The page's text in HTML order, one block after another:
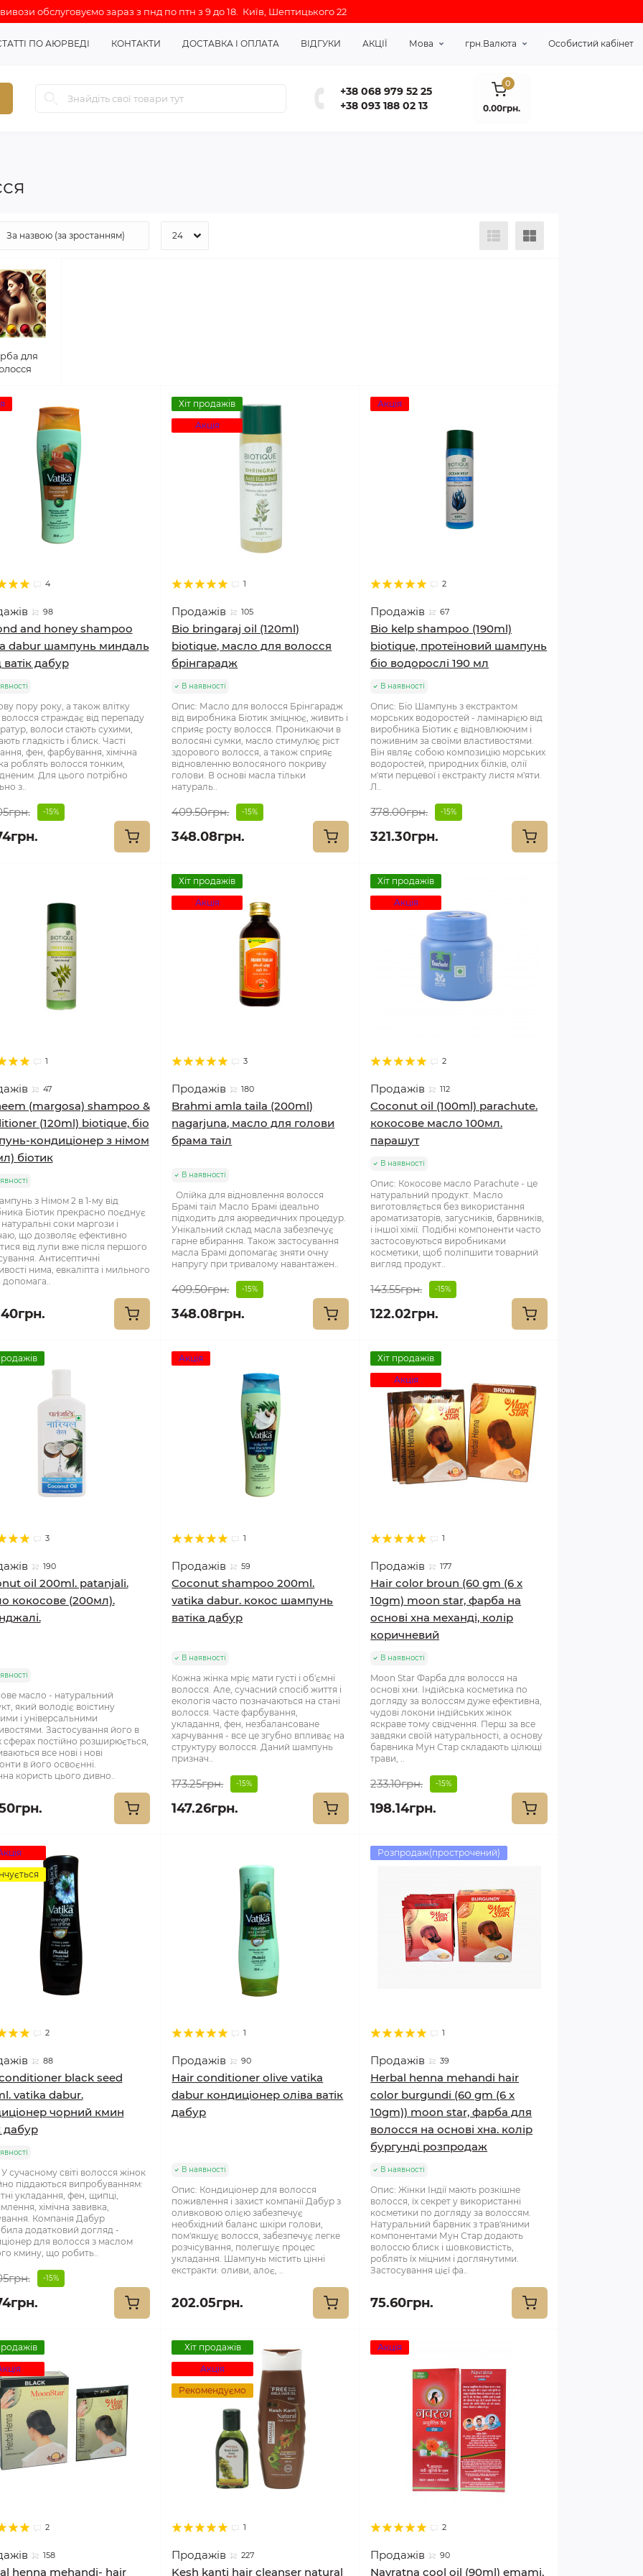
обслуговуємо зараз з пнд по птн з 9 до 18. Київ, Шептицького 22
ПО АЮРВЕДІ КОНТАКТИ ДОСТАВКА І ОПЛАТА ВІДГУКИ АКЦІЇ Мова грн.Валюта Особистий кабінет
+38 068 979 52 25
+38 093 188 02 13
0
0.00грн.
для
4
98
and honey shampoo
dabur шампунь миндаль
ватік дабур
пору року, а також влітку
волосся страждає від перепаду
волоси стають сухими,
гладкість і блиск. Часті
фен, фарбування, хімічна
роблять волосся тонким,
Для цього потрібно
з..
-15%
Хіт продажів
Акція
1
Продажів 105
Bio bringaraj oil (120ml)
biotique, масло для волосся
брінгарадж
В наявності
Опис: Масло для волосся Брінгарадж
від виробника Біотик зміцнює, живить і
сприяє росту волосся. Проникаючи в
волосяні сумки, масло стимулює ріст
здорового волосся, а також сприяє
відновленню волосяного покриву
голови. В основі масла тільки
натураль..
409.50грн. -15%
348.08грн.
Акція
2
Продажів 67
Bio kelp shampoo (190ml)
biotique, протеїновий шампунь
біо водорослі 190 мл
В наявності
Опис: Біо Шампунь з екстрактом
морських водоростей - ламінарією від
виробника Біотик є відновлюючим і
поживним за своїми властивостями.
Він являє собою композицію морських
водоростей, природних білків, олії
м'яти перцевої і екстракту листя м'яти.
Л..
378.00грн. -15%
321.30грн.
1
47
(margosa) shampoo &
(120ml) biotique, біо
кондиціонер з німом
біотик
з Німом 2 в 1-му від
Біотик прекрасно поєднує
натуральні соки маргози і
що дозволяє ефективно
від лупи вже після першого
Антисептичні
нима, евкаліпта і мильного
допомага..
Хіт продажів
Акція
3
Продажів 180
Brahmi amla taila (200ml)
nagarjuna, масло для голови
брама таіл
В наявності
Олійка для відновлення волосся
Брамі таіл Масло Брамі ідеально
підходить для аюрведичних процедур.
Унікальний склад масла забезпечує
гарне вбирання. Також застосування
масла Брамі допомагає зняти очну
напругу при тривалому навантажен..
409.50грн. -15%
348.08грн.
Хіт продажів
Акція
2
Продажів 112
Coconut oil (100ml) parachute.
кокосове масло 100мл.
парашут
В наявності
Опис: Кокосове масло Parachute - це
натуральний продукт. Масло
виготовляється без використання
ароматизаторів, загусників, барвників,
і іншої хімії. Подібні компоненти часто
застосовуються виробниками
косметики, щоб поліпшити товарний
вигляд продукт..
143.55грн. -15%
122.02грн.
3
190
oil 200ml. patanjali.
кокосове (200мл).
масло - натуральний
який володіє воістину
і універсальними
Застосування його в
сферах постійно розширюється,
все нові і нові
в його освоєнні.
користь цього дивно..
Акція
1
Продажів 59
Coconut shampoo 200ml.
vatika dabur. кокос шампунь
ватікa дабур
В наявності
Кожна жінка мріє мати густі і об'ємні
волосся. Але, сучасний спосіб життя і
екологія часто позначаються на стані
волосся. Часте фарбування,
укладання, фен, незбалансоване
харчування - все це згубно впливає на
структуру волосся. Даний шампунь
признач..
173.25грн. -15%
147.26грн.
Хіт продажів
Акція
1
Продажів 177
Hair color broun (60 gm (6 x
10gm) moon star, фарба на
основі хна механді, колір
коричневий
В наявності
Moon Star Фарба для волосся на
основі хни. Індійська косметика по
догляду за волоссям дуже ефективна,
чудові локони індійських жінок
яскраве тому свідчення. Перш за все
завдяки своїй натуральності, а основу
барвника Мун Стар складають цілющі
трави, ..
233.10грн. -15%
198.14грн.
2
88
black seed
vatika dabur.
чорний кмин
дабур
сучасному світі волосся жінок
піддаються випробуванням:
укладання, фен, щипці,
хімічна завивка,
Компанія Дабур
додатковий догляд -
для волосся з маслом
кмину, що робить..
-15%
1
Продажів 90
Hair conditioner olive vatika
dabur кондиціонер оліва ватік
дабур
В наявності
Опис: Кондиціонер для волосся
поживлення і захист компанії Дабур з
оливковою олією забезпечує
необхідний баланс шкіри голови,
пом'якшує волосся, забезпечує легке
розчісування, полегшує процес
укладання. Шампунь містить цінні
екстракти: оливи, алоє, ..
202.05грн.
Розпродаж(прострочений)
1
Продажів 39
Herbal henna mehandi hair
color burgundi (60 gm (6 x
10gm)) moon star, фарба для
волосся на основі хна. колір
бургунді розпродаж
В наявності
Опис: Жінки Індії мають розкішне
волосся, їх секрет у використанні
косметики по догляду за волоссям.
Натуральний барвник з трав'яними
компонентами Мун Стар додають
волоссю блиск і шовковистість,
роблять їх міцним і доглянутими.
Застосування цієї фа..
75.60грн.
2
158
henna mehandi- hair
Хіт продажів
Акція
Рекомендуємо
1
Продажів 227
Kesh kanti hair cleanser natural
Акція
2
Продажів 90
Navratna cool oil (90ml) emami,